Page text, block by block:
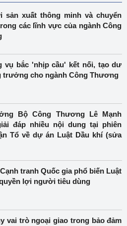
sản xuất thông minh và chuyển
các lĩnh vực của ngành Công
vụ bắc 'nhịp cầu' kết nối, tạo dư
trưởng cho ngành Công Thương
Bộ Công Thương Lê Mạnh
đáp nhiều nội dung tại phiên
Tổ về dự án Luật Dầu khí (sửa
tranh Quốc gia phổ biến Luật
lợi người tiêu dùng
vai trò ngoại giao trong bảo đảm